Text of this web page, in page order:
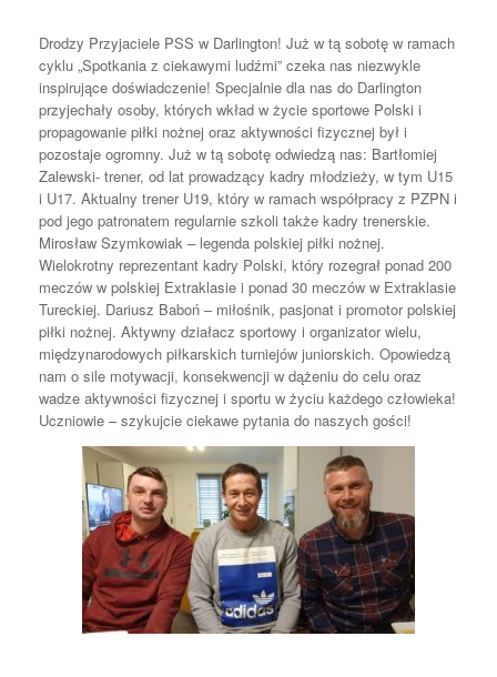
Drodzy Przyjaciele PSS w Darlington! Już w tą sobotę w ramach
cyklu „Spotkania z ciekawymi ludźmi” czeka nas niezwykle
inspirujące doświadczenie! Specjalnie dla nas do Darlington
przyjechały osoby, których wkład w życie sportowe Polski i
propagowanie piłki nożnej oraz aktywności fizycznej był i
pozostaje ogromny. Już w tą sobotę odwiedzą nas: Bartłomiej
Zalewski- trener, od lat prowadzący kadry młodzieży, w tym U15
i U17. Aktualny trener U19, który w ramach współpracy z PZPN i
pod jego patronatem regularnie szkoli także kadry trenerskie.
Mirosław Szymkowiak – legenda polskiej piłki nożnej.
Wielokrotny reprezentant kadry Polski, który rozegrał ponad 200
meczów w polskiej Extraklasie i ponad 30 meczów w Extraklasie
Tureckiej. Dariusz Baboń – miłośnik, pasjonat i promotor polskiej
piłki nożnej. Aktywny działacz sportowy i organizator wielu,
międzynarodowych piłkarskich turniejów juniorskich. Opowiedzą
nam o sile motywacji, konsekwencji w dążeniu do celu oraz
wadze aktywności fizycznej i sportu w życiu każdego człowieka!
Uczniowie – szykujcie ciekawe pytania do naszych gości!